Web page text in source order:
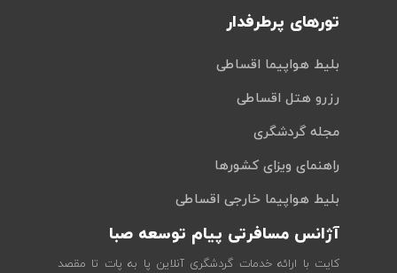
تورهای پرطرفدار
بلیط هواپیما اقساطی
رزرو هتل اقساطی
مجله گردشگری
راهنمای ویزای کشورها
بلیط هواپیما خارجی اقساطی
آژانس مسافرتی پیام توسعه صبا
کایت با ارائه خدمات گردشگری آنلاین پا به پات تا مقصد